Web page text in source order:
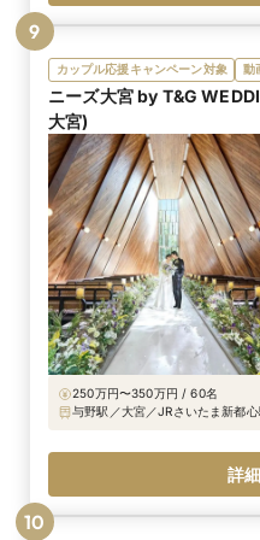
カップル応援キャンペーン対象 動
ニーズ大宮 by T&G
大宮)
250万円〜350万円 / 60名
与野駅／大宮／JRさいたま新都
料の貸切専属シャトルバスの運
詳
9
10